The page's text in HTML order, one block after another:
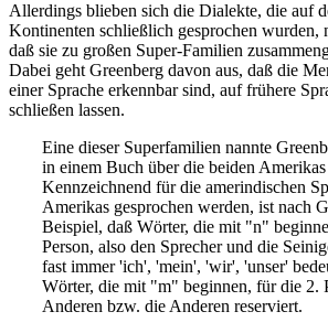
Allerdings blieben sich die Dialekte, die auf
Kontinenten schließlich gesprochen wurden,
daß sie zu großen Super-Familien
Dabei geht Greenberg davon aus, daß die
einer Sprache erkennbar sind, auf frühere
schließen lassen.
Eine dieser Superfamilien nannte
in einem Buch über die beiden
Kennzeichnend für die amerindischen
Amerikas gesprochen werden, ist nach
Beispiel, daß Wörter, die mit "n"
Person, also den Sprecher und die
fast immer 'ich', 'mein', 'wir', 'unser'
Wörter, die mit "m" beginnen, für die 2.
Anderen bzw. die Anderen reserviert.